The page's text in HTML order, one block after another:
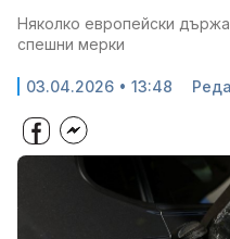
Няколко европейски
спешни мерки
03.04.2026 • 13:48